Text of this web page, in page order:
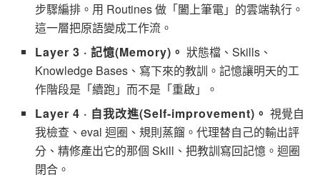
步驟編排。用 Routines 做「闔上筆電」的雲端執行。
這一層把原語變成工作流。
Layer 3 · 記憶(Memory)。 狀態檔、Skills、
Knowledge Bases、寫下來的教訓。記憶讓明天的工
作階段是「續跑」而不是「重啟」。
Layer 4 · 自我改進(Self-improvement)。 視覺自
我檢查、eval 迴圈、規則蒸餾。代理替自己的輸出評
分、精修產出它的那個 Skill、把教訓寫回記憶。迴圈
閉合。